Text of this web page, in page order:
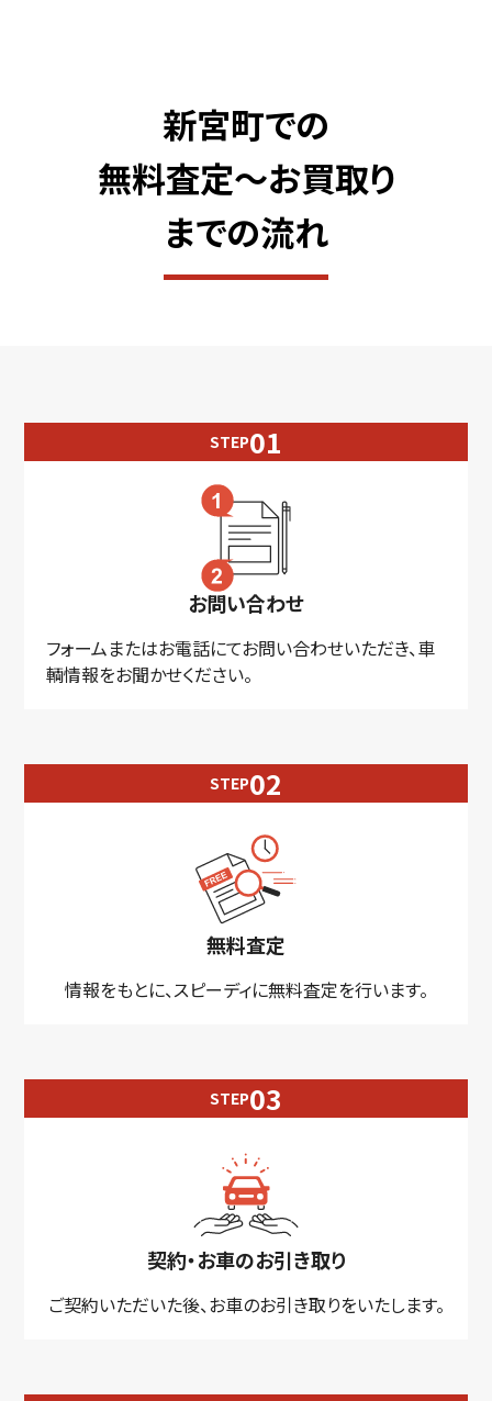
新宮町での
無料査定〜お買取り
までの流れ
STEP
お問い合わせ
フォームまたはお電話にてお問い合わせいただき、車
輌情報をお聞かせください。
STEP
無料査定
情報をもとに、スピーディに無料査定を行います。
STEP
契約・お車のお引き取り
ご契約いただいた後、お車のお引き取りをいたします。